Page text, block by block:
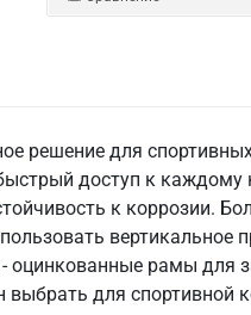
решение для
доступ к каждому
к коррозии.
вертикальное
- оцинкованные рамы
выбрать для